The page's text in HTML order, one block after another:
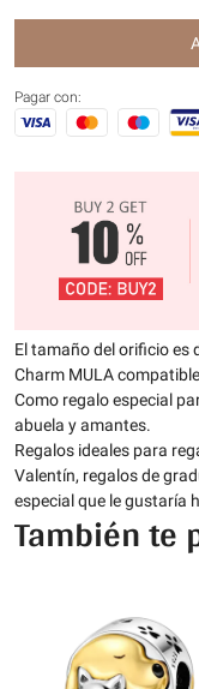
Pagar con:
El tamaño del orificio es
Charm MULA
Como regalo especial
abuela y amantes.
Regalos ideales para
Valentín, regalos de
especial que le gustaría
También te